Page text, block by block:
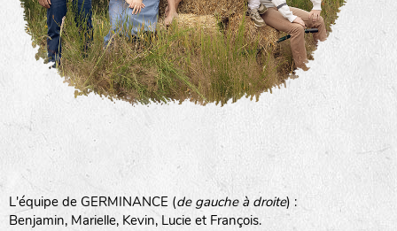
L'équipe de GERMINANCE (de gauche à droite) :
Benjamin, Marielle, Kevin, Lucie et François.